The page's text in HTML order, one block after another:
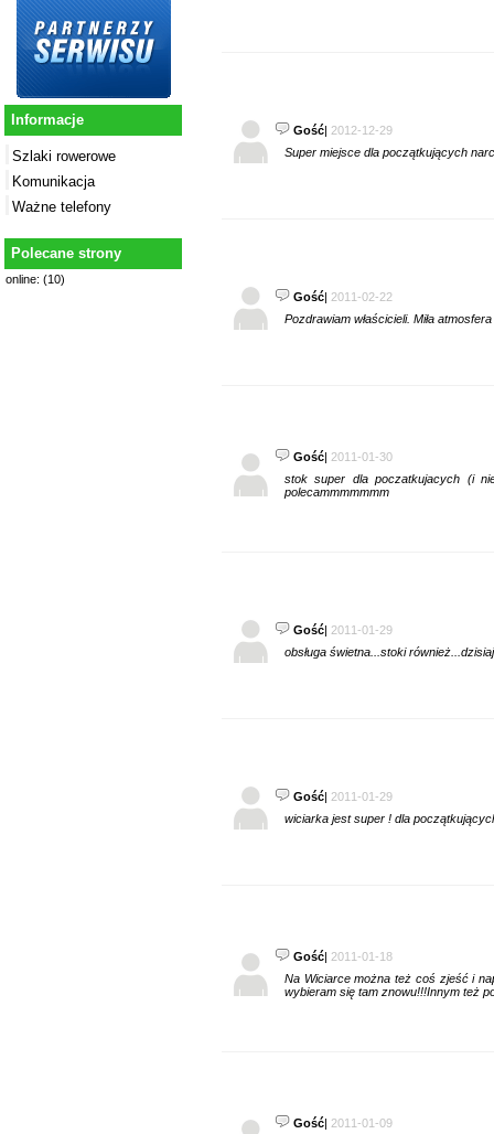
Informacje
Szlaki rowerowe
Komunikacja
Ważne telefony
Polecane strony
online: (10)
Gość| 2012-12-29
Super miejsce dla początkujących
Gość| 2011-02-22
Pozdrawiam właścicieli. Miła
Gość| 2011-01-30
stok super dla poczatkujacych (i
polecammmmmmm
Gość| 2011-01-29
obsługa świetna...stoki
Gość| 2011-01-29
wiciarka jest super ! dla
Gość| 2011-01-18
Na Wiciarce można też coś zjeść i
wybieram się tam znowu!!!Innym też
Gość| 2011-01-09